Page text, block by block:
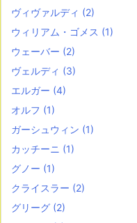
ヴィヴァルディ (2)
ウィリアム・ゴメス (1)
ウェーバー (2)
ヴェルディ (3)
エルガー (4)
オルフ (1)
ガーシュウィン (1)
カッチーニ (1)
グノー (1)
クライスラー (2)
グリーグ (2)